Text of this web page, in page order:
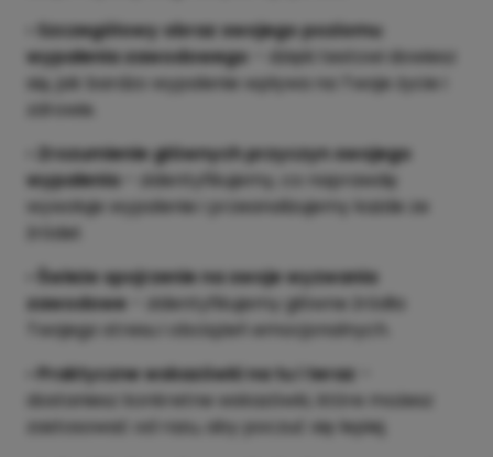
Szczegółowy obraz swojego poziomu
wypalenia zawodowego – dzięki testowi dowiesz
się, jak bardzo wypalenie wpływa na Twoje życie i
zdrowie.
Zrozumienie głównychprzyczyn swojego
wypalenia – zidentyfikujemy, co naprawdę
wywołuje wypalenie i przeanalizujemy każde ze
źródeł.
Świeże spojrzenie na swoje wyzwania
zawodowe – zidentyfikujemy główne źródła
Twojego stresu i obciążeń emocjonalnych.
Praktyczne wskazówki na tu i teraz
dostaniesz konkretne wskazówki, które możesz
zastosować od razu, aby poczuć się lepiej.